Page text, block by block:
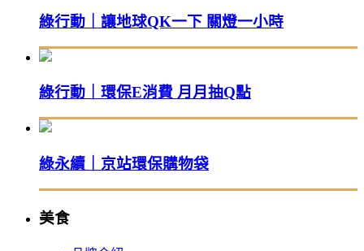
綠行動｜讓地球QK一下 關燈一小時
綠行動｜環保E消費 月月抽Q點
綠永續｜京站環保購物袋
美食